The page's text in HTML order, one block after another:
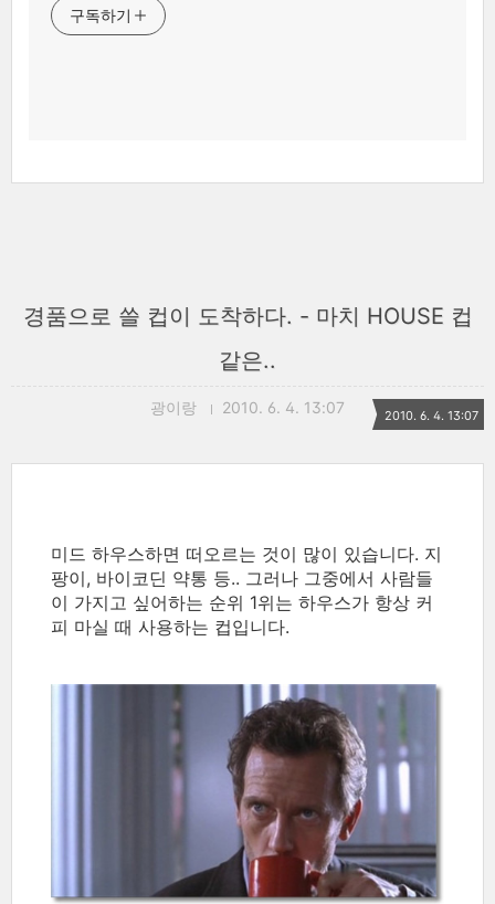
구독하기
경품으로 쓸 컵이 도착하다. - 마치 HOUSE 컵
같은..
광이랑 2010. 6. 4. 13:07 2010. 6. 4. 13:07
미드 하우스하면 떠오르는 것이 많이 있습니다. 지
팡이, 바이코딘 약통 등.. 그러나 그중에서 사람들
이 가지고 싶어하는 순위 1위는 하우스가 항상 커
피 마실 때 사용하는 컵입니다.